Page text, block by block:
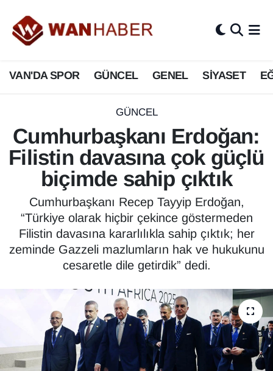
VAN'DA SPOR GÜNCEL GENEL SİYASET
GÜNCEL
Cumhurbaşkanı Erdoğan:
Filistin davasına çok güçlü
biçimde sahip çıktık
Cumhurbaşkanı Recep Tayyip Erdoğan,
“Türkiye olarak hiçbir çekince göstermeden
Filistin davasına kararlılıkla sahip çıktık; her
zeminde Gazzeli mazlumların hak ve hukukunu
cesaretle dile getirdik” dedi.
3.SAYFA
ASAYİŞ
BİLİM VE TEKNOLOJİ
Biyografi
Bölge Haberleri
ÇEVRE
Deprem
Dernekler, Odalar
Diğer
DÜNYA
EĞİTİM
Van Nöbetçi Eczaneler
Van Hava Durumu
Van Namaz Vakitleri
Van Trafik Yoğunluk Haritası
Süper Lig Puan Durumu ve Fikstür
Tüm Manşetler
Son Dakika Haberleri
Haber Arşivi